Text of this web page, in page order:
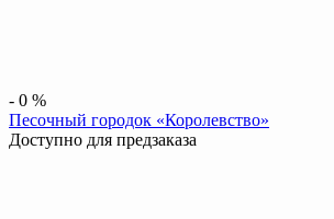
- 0 %
Песочный городок «Королевство»
Доступно для предзаказа